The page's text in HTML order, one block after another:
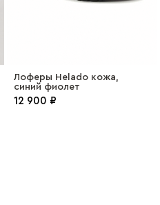
Лоферы Helado кожа,
синий фиолет
12 900 ₽